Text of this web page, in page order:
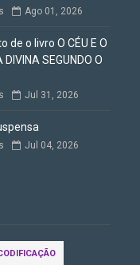
Ago 01, 2026
de o livro O CÉU E O
DIVINA SEGUNDO O
Jul 31, 2026
Jul 04, 2026